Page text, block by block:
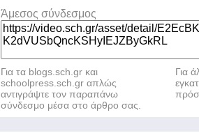
Άμεσος σύνδεσμος
Για τα blogs.sch.gr και
schoolpress.sch.gr απλώς
αντιγράψτε τον παραπάνω
σύνδεσμο μέσα στο άρθρο σας.
Για